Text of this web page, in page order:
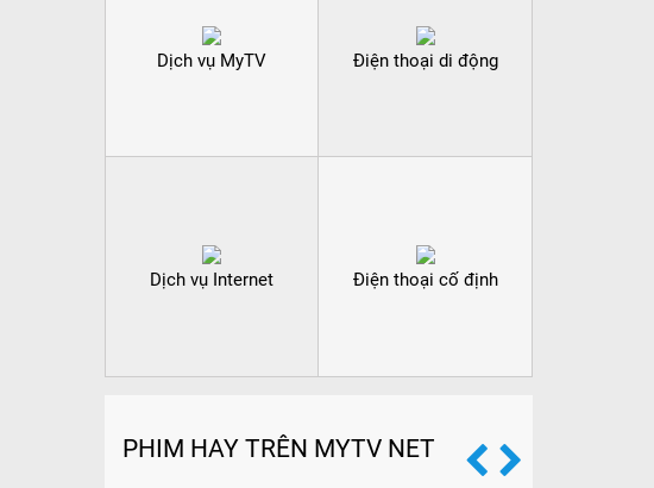
Dịch vụ MyTV Điện thoại di động
Dịch vụ Internet Điện thoại cố định
PHIM HAY TRÊN MYTV NET